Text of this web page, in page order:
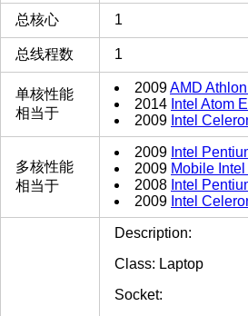
总核心 1
总线程数 1
单核性能
相当于
2009AMD
2014 Intel Atom
2009 Intel
多核性能
相当于
2009 Intel
2009 Mobile
2008 Intel
2009 Intel
Description:
Class: Laptop
Socket: